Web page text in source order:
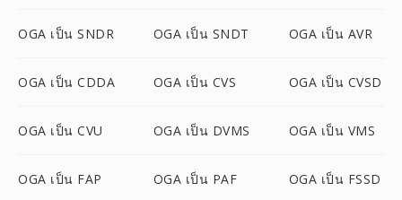
OGA เป็น SNDR OGA เป็น SNDT OGA เป็น AVR
OGA เป็น CDDA OGA เป็น CVS OGA เป็น CVSD
OGA เป็น CVU OGA เป็น DVMS OGA เป็น VMS
OGA เป็น FAP OGA เป็น PAF OGA เป็น FSSD